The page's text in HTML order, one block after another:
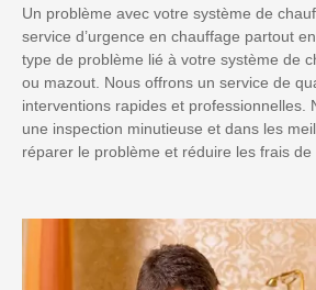
Un problème avec votre système de
service d’urgence en chauffage partout
type de problème lié à votre système de
ou mazout. Nous offrons un service de
interventions rapides et professionnelles.
une inspection minutieuse et dans les
réparer le problème et réduire les frais de